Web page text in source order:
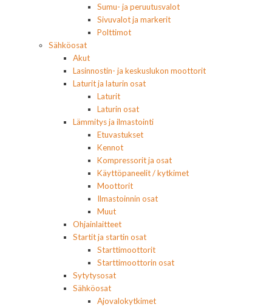
Sumu- ja peruutusvalot
Sivuvalot ja markerit
Polttimot
Sähköosat
Akut
Lasinnostin- ja keskuslukon moottorit
Laturit ja laturin osat
Laturit
Laturin osat
Lämmitys ja ilmastointi
Etuvastukset
Kennot
Kompressorit ja osat
Käyttöpaneelit / kytkimet
Moottorit
Ilmastoinnin osat
Muut
Ohjainlaitteet
Startit ja startin osat
Starttimoottorit
Starttimoottorin osat
Sytytysosat
Sähköosat
Ajovalokytkimet